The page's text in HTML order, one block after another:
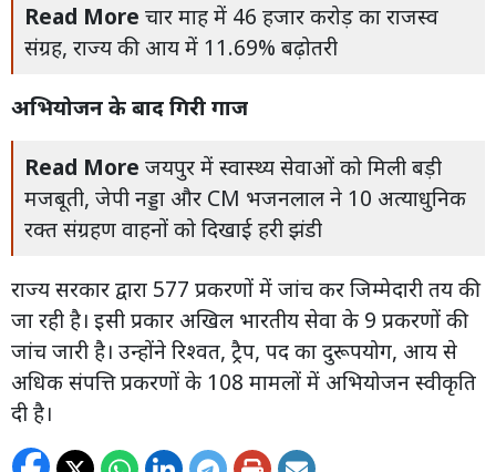
Read More चार माह में 46 हजार करोड़ का राजस्व
संग्रह, राज्य की आय में 11.69% बढ़ोतरी
अभियोजन के बाद गिरी गाज
Read More जयपुर में स्वास्थ्य सेवाओं को मिली बड़ी
मजबूती, जेपी नड्डा और CM भजनलाल ने 10 अत्याधुनिक
रक्त संग्रहण वाहनों को दिखाई हरी झंडी
राज्य सरकार द्वारा 577 प्रकरणों में जांच कर जिम्मेदारी तय की
जा रही है। इसी प्रकार अखिल भारतीय सेवा के 9 प्रकरणों की
जांच जारी है। उन्होंने रिश्वत, ट्रैप, पद का दुरूपयोग, आय से
अधिक संपत्ति प्रकरणों के 108 मामलों में अभियोजन स्वीकृति
दी है।